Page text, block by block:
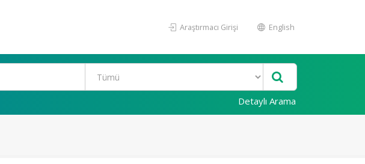
Araştırmacı Girişi English
Detaylı Arama